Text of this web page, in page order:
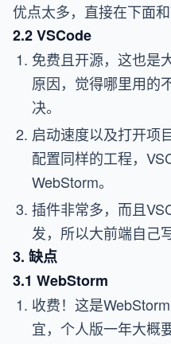
优点太多，直接在下面
2.2 VSCode
免费且开源，这也是
原因，觉得哪里用的
决。
启动速度以及打开项
配置同样的工程，
WebStorm。
插件非常多，而且
发，所以大前端自己
3. 缺点
3.1 WebStorm
收费！这是
宜，个人版一年大概